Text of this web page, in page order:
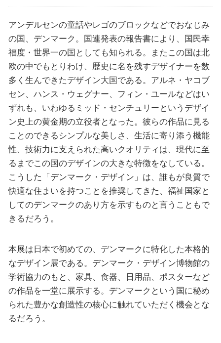
アンデルセンの童話やレゴのブロックなどでおなじみ
の国、デンマーク。国連発表の報告書により、国民幸
福度・世界一の国としても知られる。またこの国は北
欧の中でもとりわけ、歴史に名を残すデザイナーを数
多く生んできたデザイン大国である。アルネ・ヤコブ
セン、ハンス・ウェグナー、フィン・ユールなどはい
ずれも、いわゆるミッド・センチュリーというデザイ
ン史上の黄金期の立役者となった。彼らの作品に見る
ことのできるシンプルな美しさ、生活に寄り添う機能
性、技術力に支えられた高いクオリティは、現代に至
るまでこの国のデザインの大きな特徴をなしている。
こうした「デンマーク・デザイン」は、誰もが良質で
快適な住まいを持つことを推奨してきた、福祉国家と
してのデンマークのあり方を示すものと言うこともで
きるだろう。
本展は日本で初めての、デンマークに特化した本格的
なデザイン展である。デンマーク・デザイン博物館の
学術協力のもと、家具、食器、日用品、ポスターなど
の作品を一堂に展示する。デンマークという国に秘め
られた豊かな創造性の核心に触れていただく機会とな
るだろう。